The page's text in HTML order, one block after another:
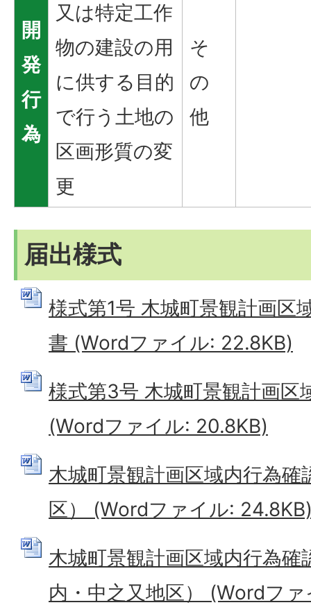
開
発
行
為
又は特定工作
物の建設の用
に供する目的
で行う土地の
区画形質の変
更
そ
の
他
届出様式
様式第1号 木城町景観計画区
書 (Wordファイル: 22.8KB)
様式第3号 木城町景観計画区
(Wordファイル: 20.8KB)
木城町景観計画区域内行為確
区） (Wordファイル:
木城町景観計画区域内行為確
内・中之又地区） (Wordフ